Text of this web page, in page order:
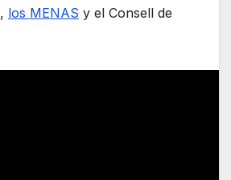
los MENAS y el Consell de